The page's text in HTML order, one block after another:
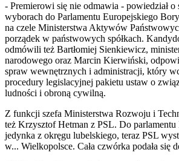
- Premierowi się nie odmawia - powiedział o
wyborach do Parlamentu Europejskiego
na czele Ministerstwa Aktywów
porządek w państwowych spółkach.
odmówili też Bartłomiej Sienkiewicz,
narodowego oraz Marcin Kierwiński,
spraw wewnętrznych i administracji, który
procedury legislacyjnej pakietu ustaw o
ludności i obroną cywilną.
Z funkcji szefa Ministerstwa Rozwoju i
też Krzysztof Hetman z PSL. Do parlamentu
jedynka z okręgu lubelskiego, teraz PSL
w... Wielkopolsce. Cała czwórka podała się